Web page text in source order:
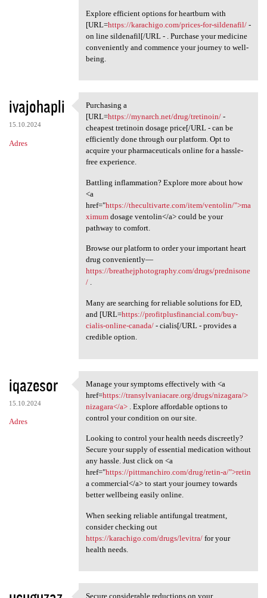
Explore efficient options for heartburn with
[URL=https://karachigo.com/prices-for-sildenafil/-
on line sildenafil[/URL - . Purchase your medicine
conveniently and commence your journey to well-
being.
ivajohapli
15.10.2024
Adres
Purchasing a [URL=https:/
Purchasing a
[URL=https://mynarch.net/drug/tretinoin/-
cheapest tretinoin dosage price[/URL - can be
efficiently done through our platform. Opt to
acquire your pharmaceuticals online for a hassle-
free experience.
Battling inflammation? Explore more about how
<a
href="https://thecultivarte.com/item/ventolin/">ma
ximumdosage ventolin</a> could be your
pathway to comfort.
Browse our platform to order your important heart
drug conveniently—
https://breathejphotography.com/drugs/prednisone
/.
Many are searching for reliable solutions for ED,
and [URL=https://profitplusfinancial.com/buy-
cialis-online-canada/- cialis[/URL - provides a
credible option.
iqazesor
15.10.2024
Adres
Manage your symptoms
Manage your symptoms effectively with <a
href=https://transylvaniacare.org/drugs/nizagara/>
nizagara</a>. Explore affordable options to
control your condition on our site.
Looking to control your health needs discreetly?
Secure your supply of essential medication without
any hassle. Just click on <a
href="https://pittmanchiro.com/drug/retin-a/">retin
a commercial</a> to start your journey towards
better wellbeing easily online.
When seeking reliable antifungal treatment,
consider checking out
https://karachigo.com/drugs/levitra/for your
health needs.
Secure considerable reductions on your